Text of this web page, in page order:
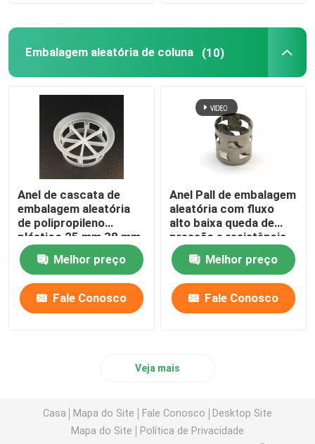
Embalagem aleatória de coluna (10)
Anel de cascata de
embalagem aleatória
de polipropileno
plástico 25 mm 38 mm
50 mm 76 mm
Melhor preço
Fale Conosco
Anel Pall de embalagem
aleatória com fluxo
alto baixa queda de
pressão e resistência
Melhor preço
Fale Conosco
Veja mais
Casa Mapa do Site Fale Conosco
Desktop Site
Mapa do Site
Política de Privacidade